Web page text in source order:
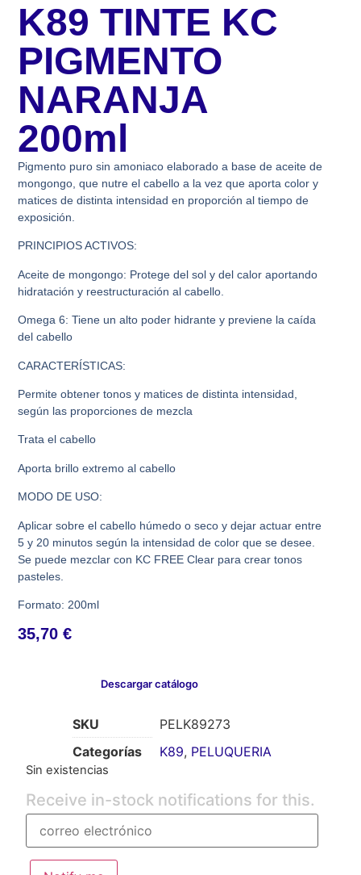
K89 TINTE KC
PIGMENTO
NARANJA
200ml
Pigmento puro sin amoniaco elaborado a base de aceite de
mongongo, que nutre el cabello a la vez que aporta color y
matices de distinta intensidad en proporción al tiempo de
exposición.
PRINCIPIOS ACTIVOS:
Aceite de mongongo: Protege del sol y del calor aportando
hidratación y reestructuración al cabello.
Omega 6: Tiene un alto poder hidrante y previene la caída
del cabello
CARACTERÍSTICAS:
Permite obtener tonos y matices de distinta intensidad,
según las proporciones de mezcla
Trata el cabello
Aporta brillo extremo al cabello
MODO DE USO:
Aplicar sobre el cabello húmedo o seco y dejar actuar entre
5 y 20 minutos según la intensidad de color que se desee.
Se puede mezclar con KC FREE Clear para crear tonos
pasteles.
Formato: 200ml
35,70€
Descargar catálogo
SKU
PELK89273
Categorías
K89, PELUQUERIA
Sin existencias
Receive in-stock notifications for this.